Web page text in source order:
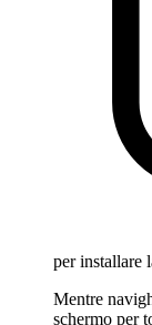
per installare
Mentre
schermo per